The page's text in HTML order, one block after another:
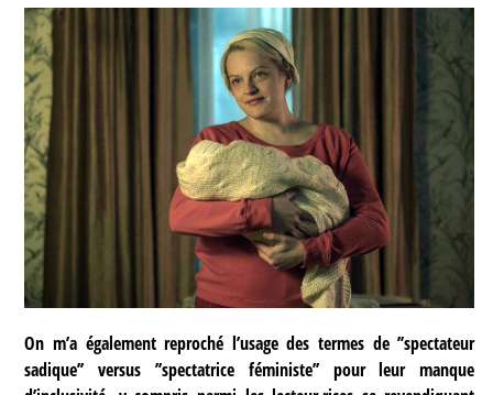
On m’a également reproché l’usage des termes de ’’spectateur
sadique’’ versus ’’spectatrice féministe’’ pour leur manque